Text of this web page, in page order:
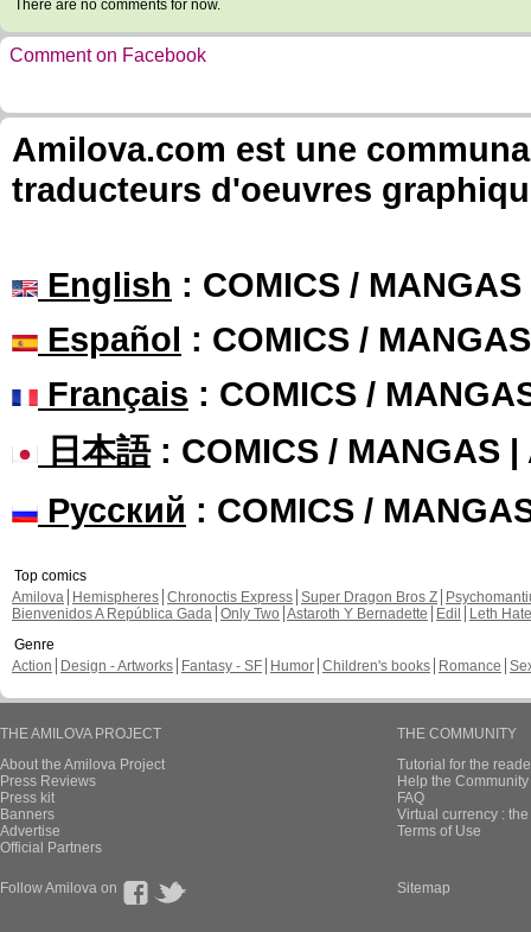
There are no comments for now.
Comment on Facebook
Amilova.com est une
traducteurs d'oeuvres
English : COMICS /
Español : COMICS /
Français : COMICS /
日本語: COMICS / MANGAS |
Русский : COMICS /
Top comics
Amilova
Hemispheres Chronoctis Express Super Dragon Bros Z
Bienvenidos A República Gada Only Two Astaroth Y Bernadette Edil
Leth Hate
Genre
Action
Design - Artworks Fantasy - SF Humor Children's books Romance
THE AMILOVA PROJECT
About the Amilova Project
Press Reviews
Press kit
Banners
Advertise
Official Partners
THE COMMUNITY
Tutorial for the
Help the
FAQ
Virtual currency :
Terms of Use
Follow Amilova on Sitemap